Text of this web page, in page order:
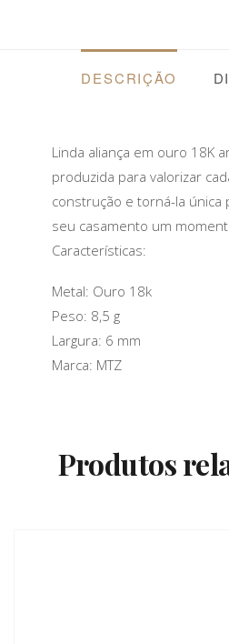
DESCRIÇÃO
Linda aliança em ouro 18K
produzida para valorizar
construção e torná-la única
seu casamento um
Características:
Metal: Ouro 18k
Peso: 8,5 g
Largura: 6 mm
Marca: MTZ
Produtos